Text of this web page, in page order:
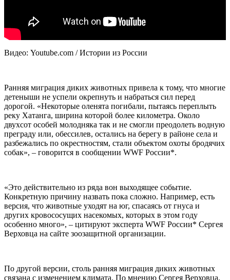
Видео: Youtube.com / Истории из России
Ранняя миграция диких животных привела к тому, что многие
детеныши не успели окрепнуть и набраться сил перед
дорогой. «Некоторые оленята погибали, пытаясь переплыть
реку Хатанга, ширина которой более километра. Около
двухсот особей молодняка так и не смогли преодолеть водную
преграду или, обессилев, остались на берегу в районе села и
разбежались по окрестностям, стали объектом охоты бродячих
собак», – говорится в сообщении WWF России*.
«Это действительно из ряда вон выходящее событие.
Конкретную причину назвать пока сложно. Например, есть
версия, что животные уходят на юг, спасаясь от гнуса и
других кровососущих насекомых, которых в этом году
особенно много», – цитируют эксперта WWF России* Сергея
Верховца на сайте зоозащитной организации.
По другой версии, столь ранняя миграция диких животных
связана с изменением климата. По мнению Сергея Верховца,